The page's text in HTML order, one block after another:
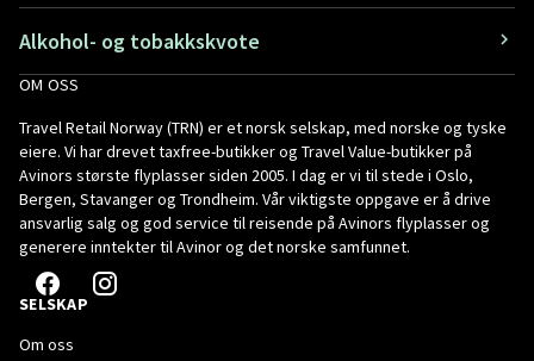
Alkohol- og tobakkskvote
OM OSS
Travel Retail Norway (TRN) er et norsk selskap, med norske og tyske
eiere. Vi har drevet taxfree-butikker og Travel Value-butikker på
Avinors største flyplasser siden 2005. I dag er vi til stede i Oslo,
Bergen, Stavanger og Trondheim. Vår viktigste oppgave er å drive
ansvarlig salg og god service til reisende på Avinors flyplasser og
generere inntekter til Avinor og det norske samfunnet.
SELSKAP
Om oss